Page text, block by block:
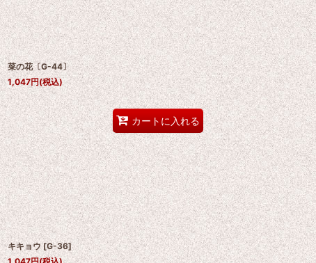
並び順:
菜の花〔G-44〕
1,047円(税込)
カートに入れる
キキョウ [G-36]